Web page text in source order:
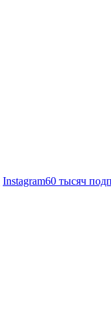
Instagram60 тысяч